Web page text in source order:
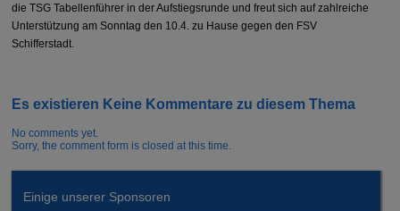
die TSG Tabellenführer in der Aufstiegsrunde und freut sich auf zahlreiche
Unterstützung am Sonntag den 10.4. zu Hause gegen den FSV
Schifferstadt.
Es existieren Keine Kommentare zu diesem Thema
No comments yet.
Sorry, the comment form is closed at this time.
Einige unserer Sponsoren